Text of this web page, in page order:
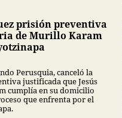
prisión preventiva
de Murillo Karam
Perusquia, canceló la
justificada que Jesús
cumplía en su domicilio
que enfrenta por el